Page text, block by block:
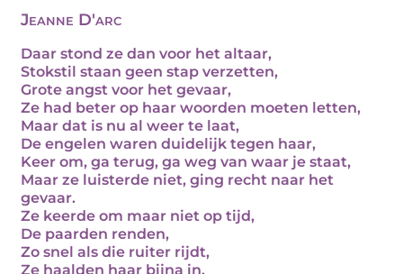
Jeanne D'arc
Daar stond ze dan voor het altaar,
Stokstil staan geen stap verzetten,
Grote angst voor het gevaar,
Ze had beter op haar woorden moeten letten,
Maar dat is nu al weer te laat,
De engelen waren duidelijk tegen haar,
Keer om, ga terug, ga weg van waar je staat,
Maar ze luisterde niet, ging recht naar het
gevaar.
Ze keerde om maar niet op tijd,
De paarden renden,
Zo snel als die ruiter rijdt,
Ze haalden haar bijna in,